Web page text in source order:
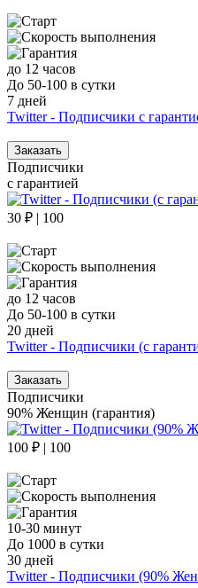
до 12 часов
До 50-100 в сутки
7 дней
Twitter - Подписчики с
Заказать
Подписчики
с гарантией
30 ₽ | 100
до 12 часов
До 50-100 в сутки
20 дней
Twitter - Подписчики (с
Заказать
Подписчики
90% Женщин (гарантия)
100 ₽ | 100
10-30 минут
До 1000 в сутки
30 дней
Twitter - Подписчики (90%